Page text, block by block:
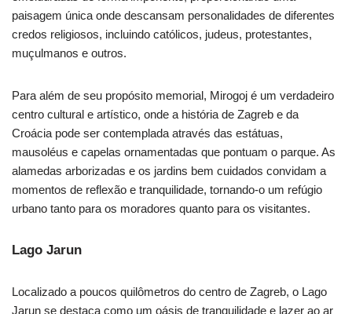
paisagem única onde descansam personalidades de diferentes
credos religiosos, incluindo católicos, judeus, protestantes,
muçulmanos e outros.
Para além de seu propósito memorial, Mirogoj é um verdadeiro
centro cultural e artístico, onde a história de Zagreb e da
Croácia pode ser contemplada através das estátuas,
mausoléus e capelas ornamentadas que pontuam o parque. As
alamedas arborizadas e os jardins bem cuidados convidam a
momentos de reflexão e tranquilidade, tornando-o um refúgio
urbano tanto para os moradores quanto para os visitantes.
Lago Jarun
Localizado a poucos quilômetros do centro de Zagreb, o Lago
Jarun se destaca como um oásis de tranquilidade e lazer ao ar